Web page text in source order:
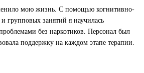
мою жизнь. С помощью когнитивно-
групповых занятий я научилась
без наркотиков. Персонал был
поддержку на каждом этапе терапии.